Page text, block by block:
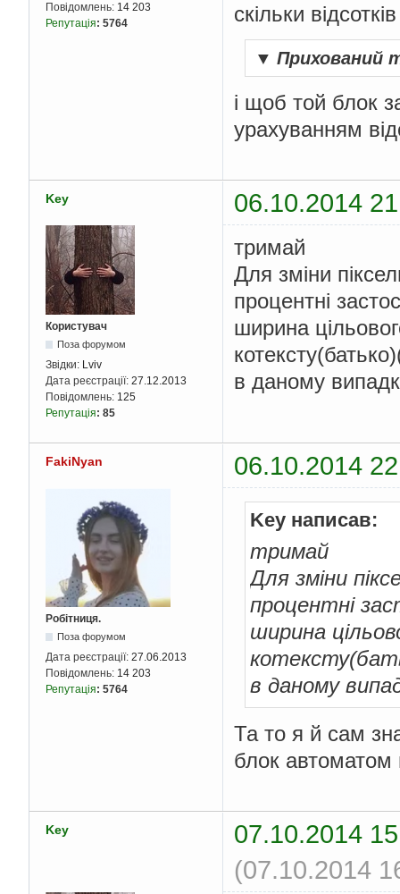
Повідомлень: 14 203
Репутація: 5764
скільки
▼ Прихований
і щоб той блок
урахуванням
Key 06.10.2014
Користувач
Поза форумом
Звідки: Lviv
Дата реєстрації: 27.12.2013
Повідомлень: 125
Репутація: 85
тримай
Для зміни
процентні
ширина
в даному
FakiNyan 06.10.2014
Робітниця.
Поза форумом
Дата реєстрації: 27.06.2013
Повідомлень: 14 203
Репутація: 5764
Key написав:
тримай
Для зміни
процентні
ширина
в даному
Та то я й сам
блок автоматом
Key
07.10.2014
(07.10.2014